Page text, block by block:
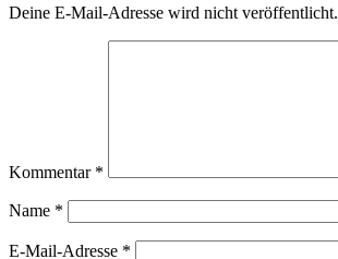
Deine E-Mail-Adresse wird nicht veröffentlicht.
Kommentar *
Name *
E-Mail-Adresse *